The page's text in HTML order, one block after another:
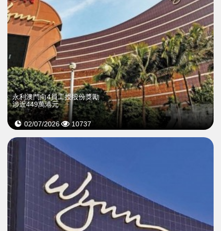
永利澳門向4員工授股份獎勵
涉近449萬港元
02/07/2026 10737